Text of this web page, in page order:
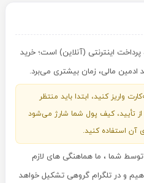
اینترنتی (آنلاین) است؛ خرید
ادمین مالی، زمان بیشتری می‌برد.
واریز کنید، ابتدا باید منتظر
از تأیید، کیف پول شما شارژ می‌شود
آن استفاده کنید.
توسط شما ، ما هماهنگی های لازم
و در تلگرام گروهی تشکیل خواهد